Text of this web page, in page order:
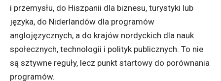
i przemysłu, do Hiszpanii dla biznesu, turystyki lub
języka, do Niderlandów dla programów
anglojęzycznych, a do krajów nordyckich dla nauk
społecznych, technologii i polityk publicznych. To nie
są sztywne reguły, lecz punkt startowy do porównania
programów.